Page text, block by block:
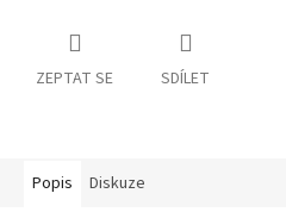
ZEPTAT SE SDÍLET
Popis Diskuze